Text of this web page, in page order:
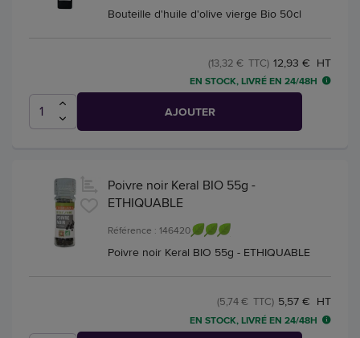
Bouteille d'huile d'olive vierge Bio 50cl
12,93 € HT
(13,32 € TTC)
EN STOCK, LIVRÉ EN 24/48H
AJOUTER
Poivre noir Keral BIO 55g -
ETHIQUABLE
Référence : 146420
Poivre noir Keral BIO 55g - ETHIQUABLE
5,57 € HT
(5,74 € TTC)
EN STOCK, LIVRÉ EN 24/48H